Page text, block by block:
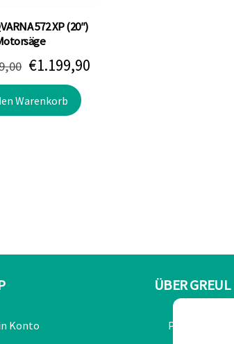
572 XP (20″)
Ursprünglicher
Preis
war:
€1.199,90
Warenkorb
Konto
ÜBER GREUL
Partner